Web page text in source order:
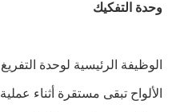
وحدة التفكيك
الوظيفة الرئيسية لوحدة
الألواح تبقى مستقرة أثناء